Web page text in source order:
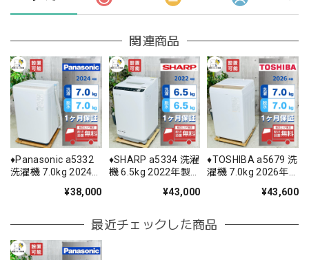
関連商品
♦️Panasonic a5332
洗濯機 7.0kg 2024
¥38,000
♦️SHARP a5334 洗濯
機 6.5kg 2022年製
¥43,000
♦️TOSHIBA a5679 洗
濯機 7.0kg 2026年
¥43,600
最近チェックした商品